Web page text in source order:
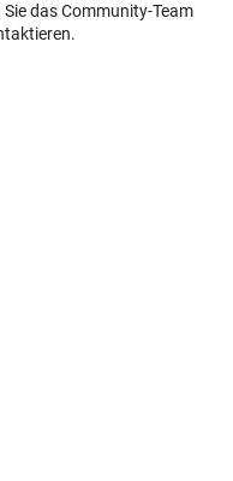
Sie das Community-Team